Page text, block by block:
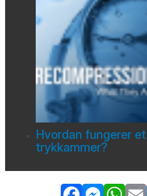
Hvordan fungerer et
trykkammer?